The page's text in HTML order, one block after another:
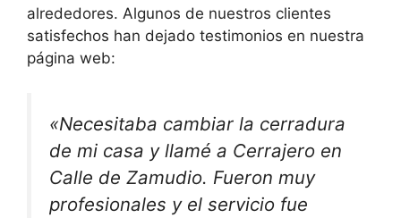
alrededores. Algunos de nuestros clientes
satisfechos han dejado testimonios en nuestra
página web:
«Necesitaba cambiar la cerradura
de mi casa y llamé a Cerrajero en
Calle de Zamudio. Fueron muy
profesionales y el servicio fue